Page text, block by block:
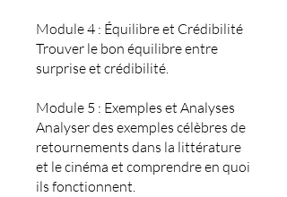
Module 4 : Équilibre et Crédibilité
Trouver le bon équilibre entre
surprise et crédibilité.
Module 5 : Exemples et Analyses
Analyser des exemples célèbres de
retournements dans la littérature
et le cinéma et comprendre en quoi
ils fonctionnent.